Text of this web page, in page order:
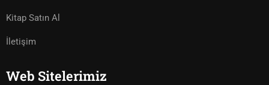
Kitap Satın Al
İletişim
Web Sitelerimiz